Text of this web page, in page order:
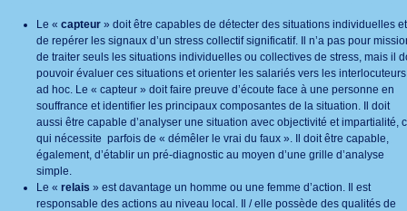
Le « capteur » doit être capables de détecter des situations individuelles et
de repérer les signaux d’un stress collectif significatif. Il n’a pas pour
de traiter seuls les situations individuelles ou collectives de stress, mais il
pouvoir évaluer ces situations et orienter les salariés vers les interlocuteurs
ad hoc. Le « capteur » doit faire preuve d’écoute face à une personne en
souffrance et identifier les principaux composantes de la situation. Il doit
aussi être capable d’analyser une situation avec objectivité et impartialité,
qui nécessite parfois de « démêler le vrai du faux ». Il doit être capable,
également, d’établir un pré-diagnostic au moyen d’une grille d’analyse
simple.
Le « relais » est davantage un homme ou une femme d’action. Il est
responsable des actions au niveau local. Il / elle possède des qualités de